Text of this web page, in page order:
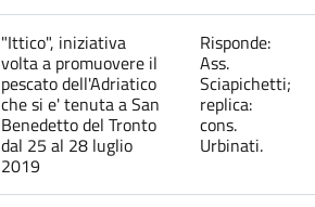
"Ittico", iniziativa
volta a promuovere il
pescato dell'Adriatico
che si e' tenuta a San
Benedetto del Tronto
dal 25 al 28 luglio
2019
Risponde:
Ass.
Sciapichetti;
replica:
cons.
Urbinati.